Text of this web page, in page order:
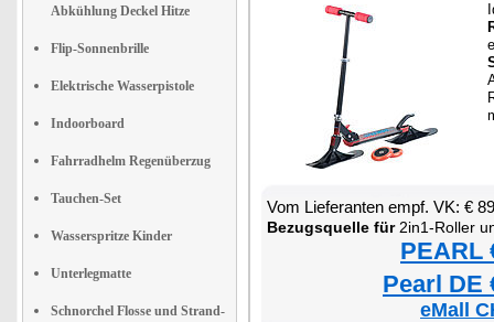
Abkühlung Deckel Hitze
Flip-Sonnenbrille
Elektrische Wasserpistole
Indoorboard
Fahrradhelm Regenüberzug
Tauchen-Set
Wasserspritze Kinder
Unterlegmatte
Schnorchel Flosse und Strand-
Vom Lieferanten empf. VK: €
Bezugsquelle für2in1-Roller
PEARL
Pearl DE
eMall